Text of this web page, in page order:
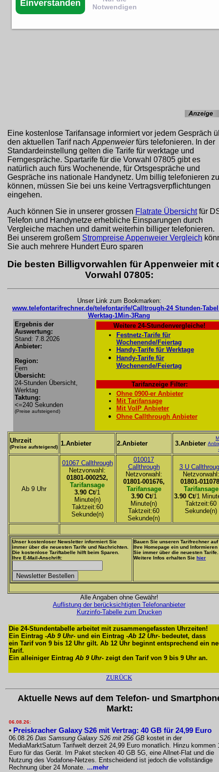
Eine kostenlose Tarifansage informiert vor jedem Gespräch
den aktuellen Tarif nach Appenweierfürs telefonieren. In der
Standardeinstellung gelten die Tarife für werktage und
Ferngespräche. Spartarife für die Vorwahl 07805 gibt es
natürlich auch fürs Wochenende, für Ortsgespräche und
Gespräche ins nationale Handynetz. Um billig telefonieren zu
können, müssen Sie bei uns keine Vertragsverpflichtungen
eingehen.
Auch können Sie in unserer grossen Flatrate Übersichtfür
Telefon und Handynetze erhebliche Einsparungen durch
Vergleiche machen und damit weiterhin billiger telefonieren.
Bei unserem großem Strompreise Appenweier Vergleich
Sie auch mehrere Hundert Euro sparen
Die besten Billigvorwahlen für Appenweier mit
Vorwahl 07805:
Unser Link zum Bookmarken:
www.telefontarifrechner.de/telefontarife/Calltrough-24 Stunden-
Werktag-1Min-3Rang
Ergebnis der
Auswertung:
Stand: 7.8.2026
Anbieter:
Region:
Fern
Übersicht:
24-Stunden Übersicht,
Werktag
Taktung:
<=240 Sekunden
(Preise aufsteigend)
Weitere 24-Stundenvergleiche!
Festnetz-Tarife für
Wochenende/Feiertag
Handy-Tarife für Werktage
Handy-Tarife für
Wochenende/Feiertag
Tarifanzeige Filter:
Ohne 0900-er Anbieter
Mit Tarifansage
Mit VoIP Anbieter
Ohne Callthrough Anbieter
Uhrzeit
(Preise aufsteigend) 1.Anbieter 2.Anbieter 3.Anbieter
Ab 9 Uhr
01067 Callthrough
Netzvorwahl:
01801-000252,
Tarifansage
3.90 Ct/1
Minute(n)
Taktzeit:60
Sekunde(n)
010017
Callthrough
Netzvorwahl:
01801-001676,
Tarifansage
3.90 Ct/1
Minute(n)
Taktzeit:60
Sekunde(n)
3 U
Netzvorwahl:
01801-
Tarifansage
3.90 Ct/1
Taktzeit:60
Sekunde(n)
Unser kostenloser Newsletter informiert Sie
immer über die neuesten Tarife und Nachrichten.
Die kostenlose Tariftabelle hilft beim Sparen.
Ihre E-Mail-Anschrift:
Bauen Sie unseren Tarifrechner auf
Ihre Homepage ein und Informieren
Sie immer über die neuesten Tarife.
Weitere Infos erhalten Sie hier
Alle Angaben ohne Gewähr!
Auflistung der berücksichtigten Telefonanbieter
Kurzinfo-Tabelle zum Drucken
Die 24-Stundentabelle arbeitet mit zusammengefassten Uhrzeiten!
Ein Eintrag -Ab 9 Uhr- und ein Eintrag -Ab 12 Uhr- bedeutet, dass
ein Tarif von 9 bis 12 Uhr gilt. Ab 12 Uhr beginnt entsprechend ein
Tarif.
Ein alleiniger Eintrag Ab 9 Uhr- zeigt den Tarif von 9 bis 9 Uhr an.
ZURÜCK
Aktuelle News auf dem Telefon- und
Markt:
06.08.26:
• Preiskracher Galaxy S26 mit Vertrag: 40 GB für 24,99 Euro
06.08.26 Das Samsung Galaxy S26 mit 256 GB kostet in der
MediaMarktSaturn Tarifwelt derzeit 24,99 Euro monatlich. Hinzu kommen
Euro für das Gerät. Im Paket stecken 40 GB 5G, eine Allnet-Flat und die
Nutzung des Vodafone-Netzes. Entscheidend ist jedoch die vollständige
Rechnung über 24 Monate. ...mehr
Einverstanden
Notwendigen